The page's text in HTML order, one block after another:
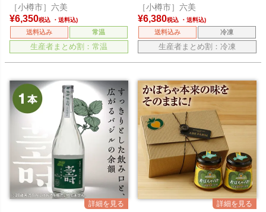
［小樽市］六美
¥6,350税込
送料込み 常温
生産者まとめ割：常温
［小樽市］六美
¥6,380税込
送料込み 冷凍
生産者まとめ割：冷凍